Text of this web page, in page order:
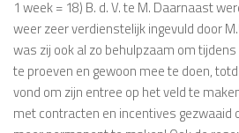
1 week = 18) B. d. V. te M. Daarnaast
weer zeer verdienstelijk ingevuld door
was zij ook al zo behulpzaam om
te proeven en gewoon mee te doen,
vond om zijn entree op het veld te
met contracten en incentives gezwaaid